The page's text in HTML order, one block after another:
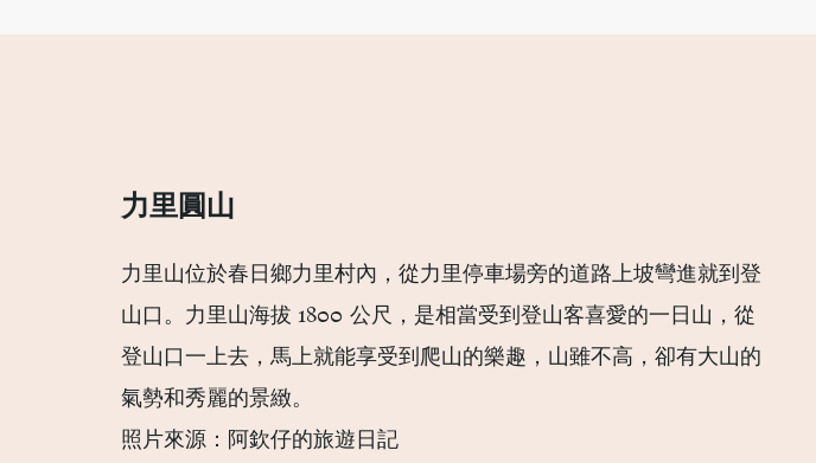
力里圓山 ​
力里山位於春日鄉力里村內，從力里停車場旁的道路上坡彎進就到登
山口。力里山海拔 1800 公尺，是相當受到登山客喜愛的一日山，從
登山口一上去，馬上就能享受到爬山的樂趣，山雖不高，卻有大山的
氣勢和秀麗的景緻。
照片來源：阿欽仔的旅遊日記